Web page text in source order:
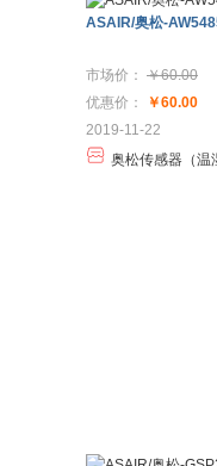
ASAIR/奥松-
市场价： ￥60.00
优惠价：
￥60.00
2019-11-22
奥松传感器（温